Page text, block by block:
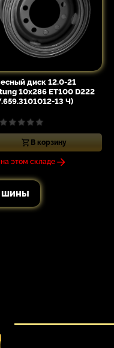
диск 12.0-21
10x286 ET100 D222
13 Ч)
В корзину
этом складе
шины